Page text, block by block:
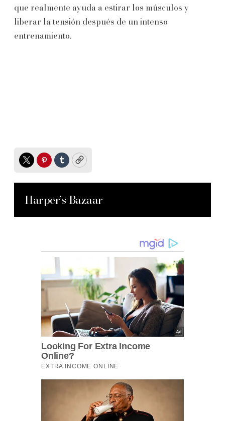
que realmente ayuda a estirar los músculos y
liberar la tensión después de un intenso
entrenamiento.
TwitterPinterest
TumblrCopy
Harper’s Bazaar